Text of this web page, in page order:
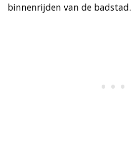
binnenrijden van de badstad.